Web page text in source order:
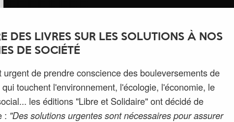
DES LIVRES SUR LES SOLUTIONS À NOS
DE SOCIÉTÉ
urgent de prendre conscience des bouleversements de
touchent l'environnement, l'écologie, l'économie, le
les éditions "Libre et Solidaire" ont décidé de
: "Des solutions urgentes sont nécessaires pour assurer